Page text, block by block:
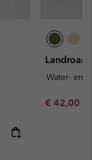
Water- en
Minimum
€ 42,00